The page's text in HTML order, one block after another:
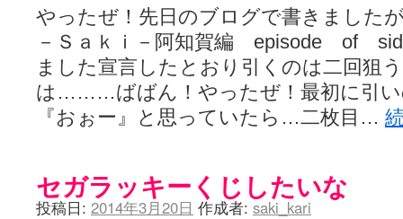
やったぜ！先日のブログで書きました
－Ｓａｋｉ－阿知賀編 episode of
ました宣言したとおり引くのは二回狙
は………ばばん！やったぜ！最初に引い
『おぉー』と思っていたら…二枚目…
セガラッキーくじしたいな
投稿日: 2014年3月20日 作成者: saki_kari